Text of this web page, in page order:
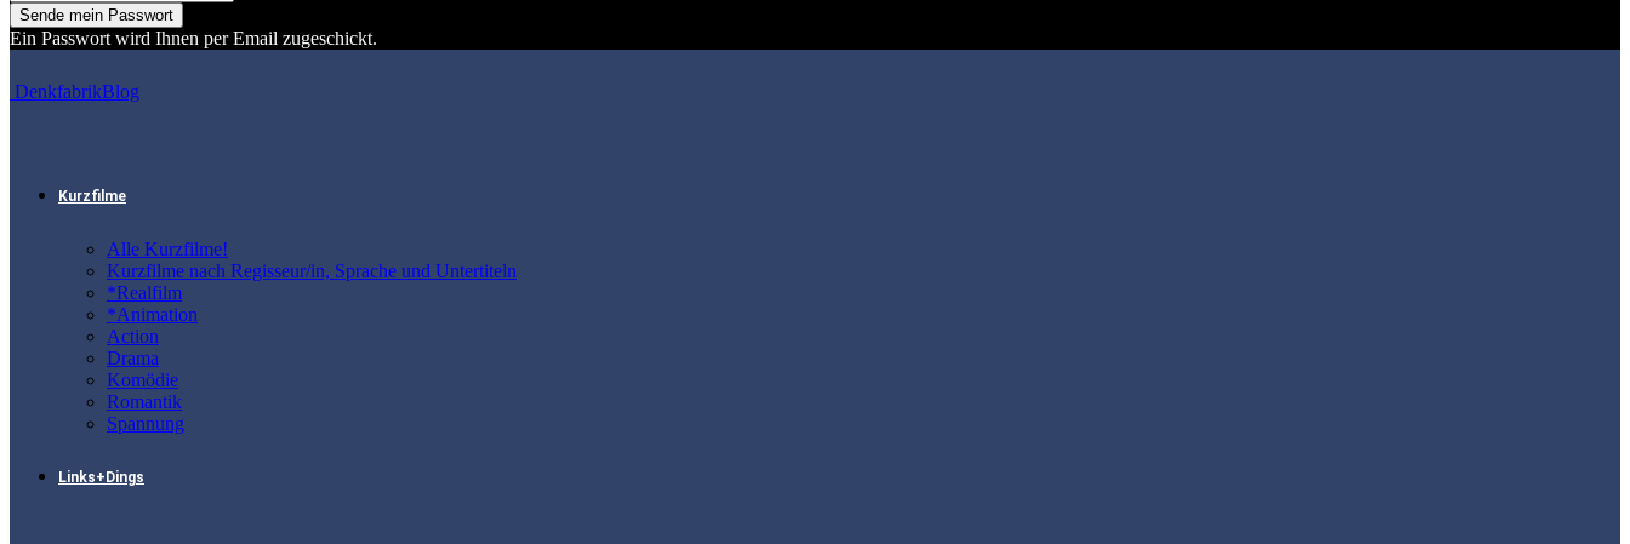
Ein Passwort wird Ihnen per Email zugeschickt.
DenkfabrikBlog
Kurzfilme
Alle Kurzfilme!
Kurzfilme nach Regisseur/in, Sprache und Untertiteln
*Realfilm
*Animation
Action
Drama
Komödie
Romantik
Spannung
Links+Dings